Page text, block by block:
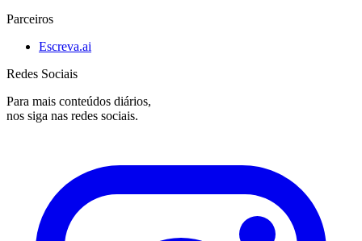
Parceiros
Escreva.ai
Redes Sociais
Para mais conteúdos diários,
nos siga nas redes sociais.